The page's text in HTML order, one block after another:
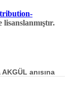
lisanslanmıştır.
anısına